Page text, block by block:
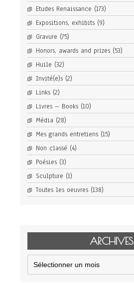
Etudes Renaissance (173)
Expositions, exhibits (9)
Gravure (75)
Honors, awards and prizes (53)
Huile (32)
Invité(e)s (2)
Links (2)
Livres – Books (10)
Média (28)
Mes grands entretiens (15)
Non classé (4)
Poésies (3)
Sculpture (1)
Toutes les oeuvres (138)
ARCHIVES
Archives